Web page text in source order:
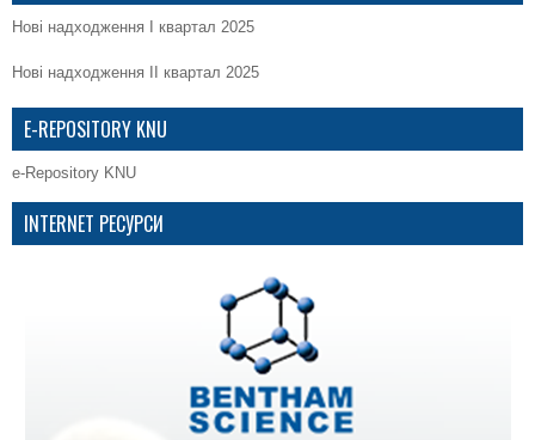
Нові надходження І квартал 2025
Нові надходження ІІ квартал 2025
E-REPOSITORY KNU
e-Repository KNU
INTERNET РЕСУРСИ